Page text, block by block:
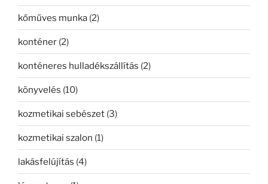
kőműves munka (2)
konténer (2)
konténeres hulladékszállítás (2)
könyvelés (10)
kozmetikai sebészet (3)
kozmetikai szalon (1)
lakásfelújítás (4)